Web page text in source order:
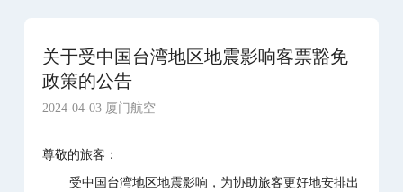
关于受中国台湾地区地震影响客票豁免
政策的公告
2024-04-03 厦门航空
尊敬的旅客：
受中国台湾地区地震影响，为协助旅客更好地安排出